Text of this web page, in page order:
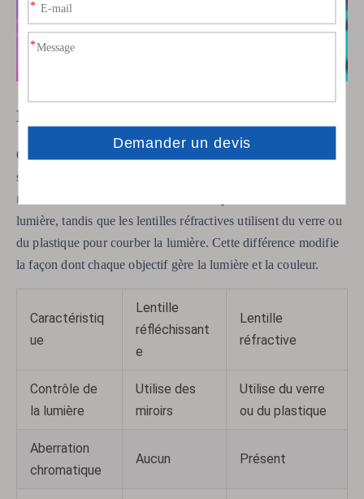
Différences fondamentales
On voit souvent deux principaux types de lentilles dans les
systèmes optiques : réfléchissantes et réfractives.
réfléchissantes
lumière, tandis que les lentilles réfractives utilisent du verre ou
du plastique pour courber la lumière. Cette différence modifie
la façon dont chaque objectif gère la lumière et la couleur.
Caractéristiq
ue
Lentille
réfléchissant
e
Lentille
réfractive
Contrôle de
la lumière
Utilise des
miroirs
Utilise du verre
ou du plastique
Aberration
chromatique
Aucun Présent